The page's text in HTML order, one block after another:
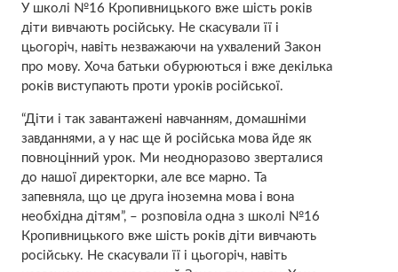
У школі №16 Кропивницького вже шість років
діти вивчають російську. Не скасували її і
цьогоріч, навіть незважаючи на ухвалений Закон
про мову. Хоча батьки обурюються і вже декілька
років виступають проти уроків російської.
“Діти і так завантажені навчанням, домашніми
завданнями, а у нас ще й російська мова йде як
повноцінний урок. Ми неодноразово зверталися
до нашої директорки, але все марно. Та
запевняла, що це друга іноземна мова і вона
необхідна дітям”, – розповіла одна з школі №16
Кропивницького вже шість років діти вивчають
російську. Не скасували її і цьогоріч, навіть